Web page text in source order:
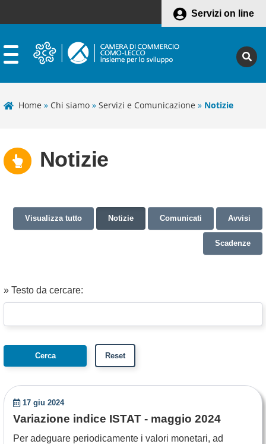
Servizi on line
Home » Chi siamo » Servizi e Comunicazione » Notizie
Notizie
Visualizza tutto Notizie Comunicati Avvisi
Scadenze
» Testo da cercare:
17 giu 2024
Variazione indice ISTAT - maggio 2024
Per adeguare periodicamente i valori monetari, ad